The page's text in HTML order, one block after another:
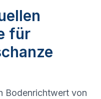
für
Bodenrichtwert von